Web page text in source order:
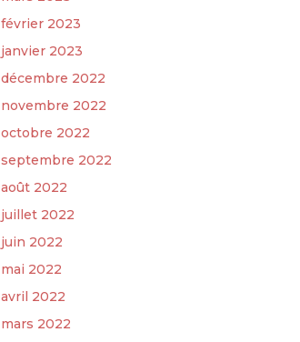
février 2023
janvier 2023
décembre 2022
novembre 2022
octobre 2022
septembre 2022
août 2022
juillet 2022
juin 2022
mai 2022
avril 2022
mars 2022